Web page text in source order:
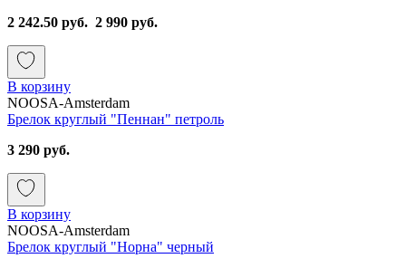
2 242.50 руб. 2 990 руб.
В корзину
NOOSA-Amsterdam
Брелок круглый "Пеннан" петроль
3 290 руб.
В корзину
NOOSA-Amsterdam
Брелок круглый "Норна" черный